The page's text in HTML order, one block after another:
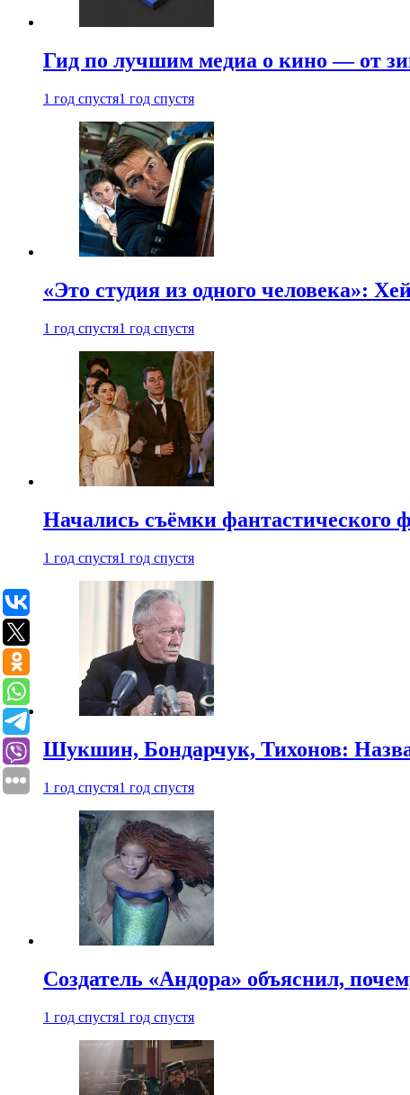
Гид по лучшим медиа о кино — от
1 год спустя1 год спустя
«Это студия из одного человека»:
1 год спустя1 год спустя
Начались съёмки фантастического
1 год спустя1 год спустя
Шукшин, Бондарчук, Тихонов:
1 год спустя1 год спустя
Создатель «Андора» объяснил,
1 год спустя1 год спустя